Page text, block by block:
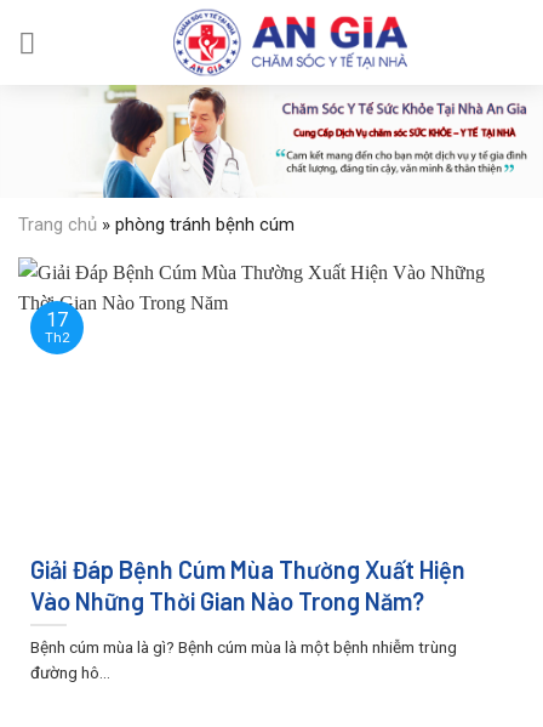
Trang chủ » phòng tránh bệnh cúm
Giải Đáp Bệnh Cúm Mùa Thường Xuất Hiện
Vào Những Thời Gian Nào Trong Năm?
Bệnh cúm mùa là gì? Bệnh cúm mùa là một bệnh nhiễm trùng
đường hô...
17
Th2